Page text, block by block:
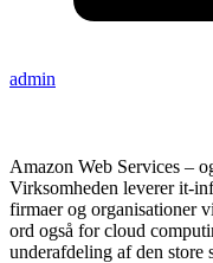
admin
Amazon Web Services –
Virksomheden leverer it-
firmaer og organisationer
ord også for cloud
underafdeling af den store